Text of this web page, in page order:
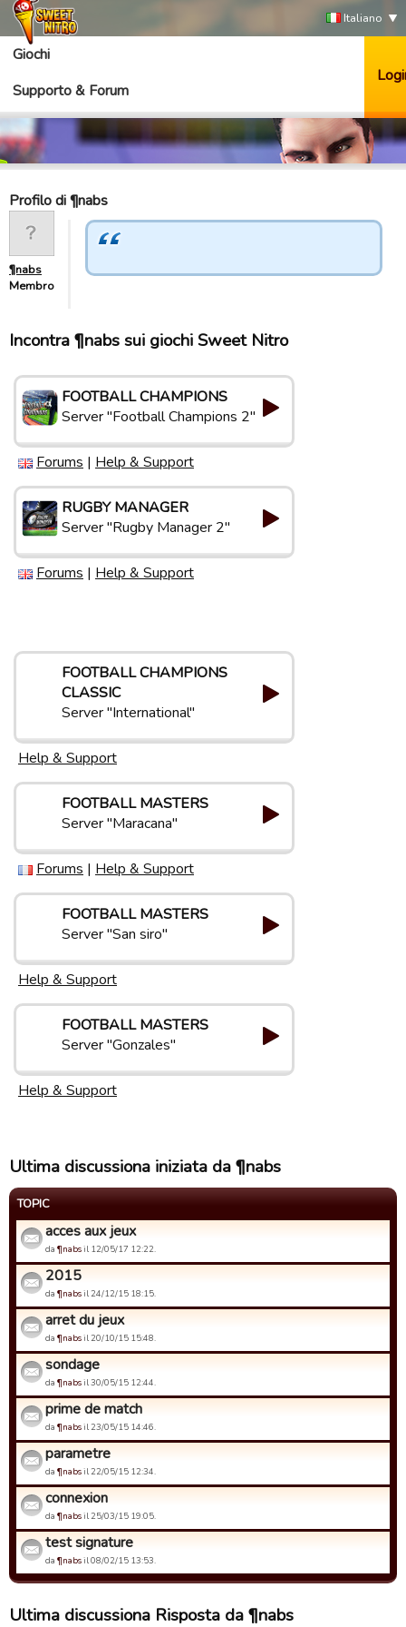
Italiano
Giochi
Supporto & Forum
Profilo di ¶nabs
¶nabs
Membro
Incontra ¶nabs sui giochi Sweet Nitro
FOOTBALL CHAMPIONS
Server "Football Champions 2"
Forums | Help & Support
RUGBY MANAGER
Server "Rugby Manager 2"
Forums | Help & Support
FOOTBALL CHAMPIONS
CLASSIC
Server "International"
Help & Support
FOOTBALL MASTERS
Server "Maracana"
Forums | Help & Support
FOOTBALL MASTERS
Server "San siro"
Help & Support
FOOTBALL MASTERS
Server "Gonzales"
Help & Support
Ultima discussiona iniziata da ¶nabs
TOPIC
acces aux jeux
da ¶nabsil 12/05/17 12:22.
2015
da ¶nabsil 24/12/15 18:15.
arret du jeux
da ¶nabsil 20/10/15 15:48.
sondage
da ¶nabsil 30/05/15 12:44.
prime de match
da ¶nabsil 23/05/15 14:46.
parametre
da ¶nabsil 22/05/15 12:34.
connexion
da ¶nabsil 25/03/15 19:05.
test signature
da ¶nabsil 08/02/15 13:53.
Ultima discussiona Risposta da ¶nabs